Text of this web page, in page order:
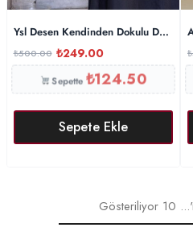
Ysl Desen Kendinden Dokulu Desenli
₺500.00 ₺249.00
Sepette ₺124.50
Sepete Ekle
₺
Gösteriliyor 10